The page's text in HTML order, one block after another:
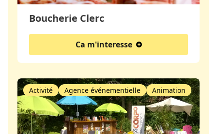
Boucherie Clerc
Ca m'interesse
Activité Agence événementielle Animation